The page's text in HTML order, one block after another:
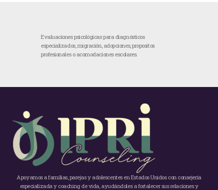
Evaluaciones psicológicas para diagnósticos
especializados, migración, adopciones, propositos
profesionales o acomodaciones escolares.
Apoyamos a familias, parejas y adolescentes en Estados Unidos con consejería
especializada y coaching de vida, ayudándoles a fortalecer sus relaciones y